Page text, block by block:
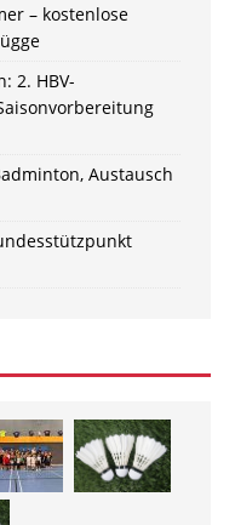
– kostenlose
2. HBV-
Austausch